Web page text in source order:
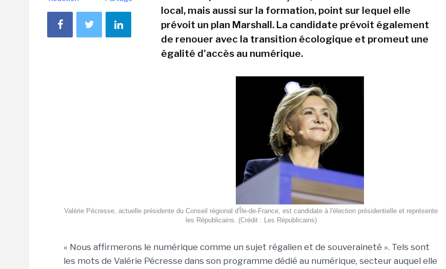
local, mais aussi sur la formation, point sur lequel elle
prévoit un plan Marshall. La candidate prévoit également
de renouer avec la transition écologique et promeut une
égalité d'accès au numérique.
Valérie Pécresse, actuelle présidente du Conseil régional d'Île-de-France, est candidate à l'élection présidentielle et représente
les Républicains. (Crédit : Les Républicains)
« Nous affirmerons le numérique comme un sujet régalien et de souveraineté ». Tels sont
les mots de Valérie Pécresse dans son programme dédié au numérique, secteur auquel elle